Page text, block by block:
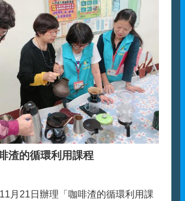
渣的循環利用課程
月21日辦理「咖啡渣的循環利用課